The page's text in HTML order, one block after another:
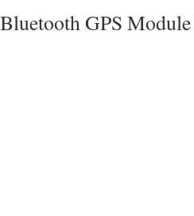
Bluetooth GPS